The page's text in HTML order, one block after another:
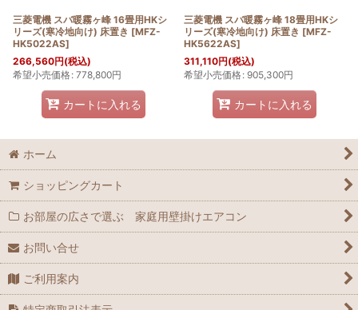
三菱電機 スバ暖霧ヶ峰 16畳用HKシ
リーズ(寒冷地向け) 床置き [MFZ-
HK5022AS]
266,560円(税込)
希望小売価格: 778,800円
カートに入れる
三菱電機 スバ暖霧ヶ峰 18畳用HKシ
リーズ(寒冷地向け) 床置き [MFZ-
HK5622AS]
311,110円(税込)
希望小売価格: 905,300円
カートに入れる
ホーム
ショッピングカート
お部屋の広さで選ぶ 家庭用壁掛けエアコン
お問い合せ
ご利用案内